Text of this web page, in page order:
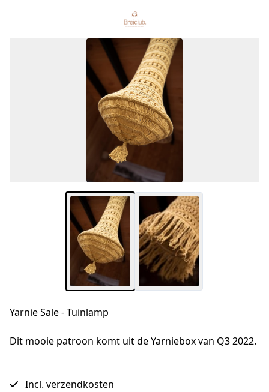
Yarnie Sale - Tuinlamp
Dit mooie patroon komt uit de Yarniebox van Q3 2022.
Incl. verzendkosten